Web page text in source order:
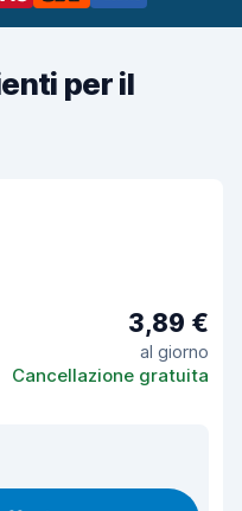
per il
3,89 €
al giorno
Cancellazione gratuita